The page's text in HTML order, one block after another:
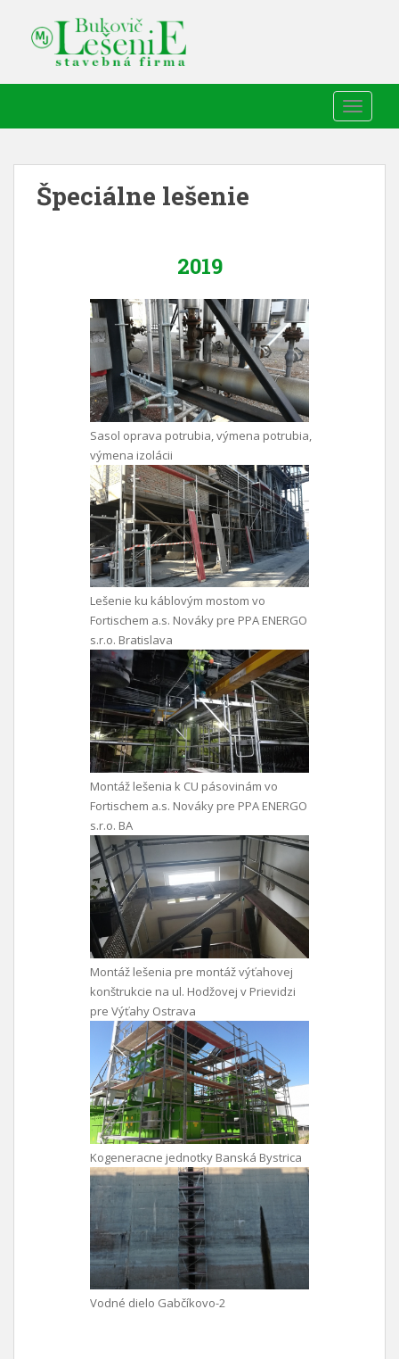
Špeciálne lešenie
2019
Sasol oprava potrubia, výmena potrubia,
výmena izolácii
Lešenie ku káblovým mostom vo
Fortischem a.s. Nováky pre PPA ENERGO
s.r.o. Bratislava
Montáž lešenia k CU pásovinám vo
Fortischem a.s. Nováky pre PPA ENERGO
s.r.o. BA
Montáž lešenia pre montáž výťahovej
konštrukcie na ul. Hodžovej v Prievidzi
pre Výťahy Ostrava
Kogeneracne jednotky Banská Bystrica
Vodné dielo Gabčíkovo-2